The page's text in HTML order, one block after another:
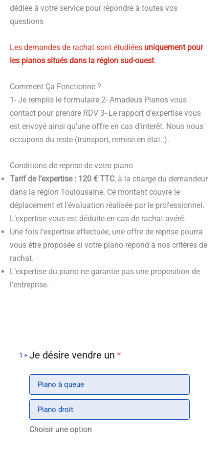
dédiée à votre service pour répondre à toutes vos
questions
Les demandes de rachat sont étudiées uniquement pour
les pianos situés dans la région sud-ouest.
Comment Ça Fonctionne ?
1- Je remplis le formulaire 2- Amadeus Pianos vous
contact pour prendre RDV 3- Le rapport d’expertise vous
est envoyé ainsi qu’une offre en cas d’interêt. Nous nous
occupons du reste (transport, remise en état..).
Conditions de reprise de votre piano
Tarif de l’expertise : 120 € TTC, à la charge du demandeur
dans la région Toulousaine. Ce montant couvre le
déplacement et l’évaluation réalisée par le professionnel.
L’expertise vous est déduite en cas de rachat avéré.
Une fois l’expertise effectuée, une offre de reprise pourra
vous être proposée si votre piano répond à nos critères de
rachat.
L’expertise du piano ne garantie pas une proposition de
l’entreprise.
1 Je désire vendre un *
Piano à queue
Piano droit
Choisir une option